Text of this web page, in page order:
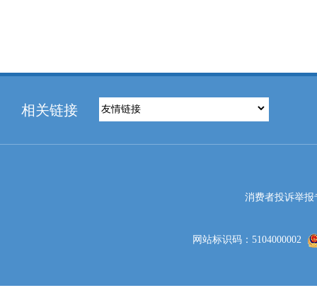
相关链接
消费者投诉举报
网站标识码：5104000002